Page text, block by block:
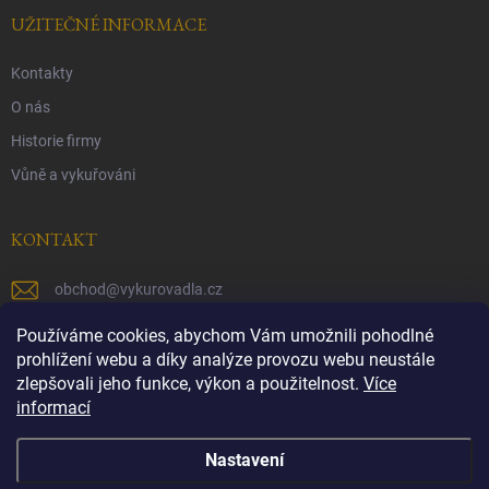
Používáme cookies, abychom Vám umožnili pohodlné
prohlížení webu a díky analýze provozu webu neustále
zlepšovali jeho funkce, výkon a použitelnost. Více
informací
Nastavení
UŽITEČNÉ INFORMACE
Kontakty
O nás
Historie firmy
Vůně a vykuřováni
KONTAKT
obchod@vykurovadla.cz
+420 603 149 699
https://www.facebook.com/vykurovadla.cz/
https://www.instagram.com/vykurovadla.cz/